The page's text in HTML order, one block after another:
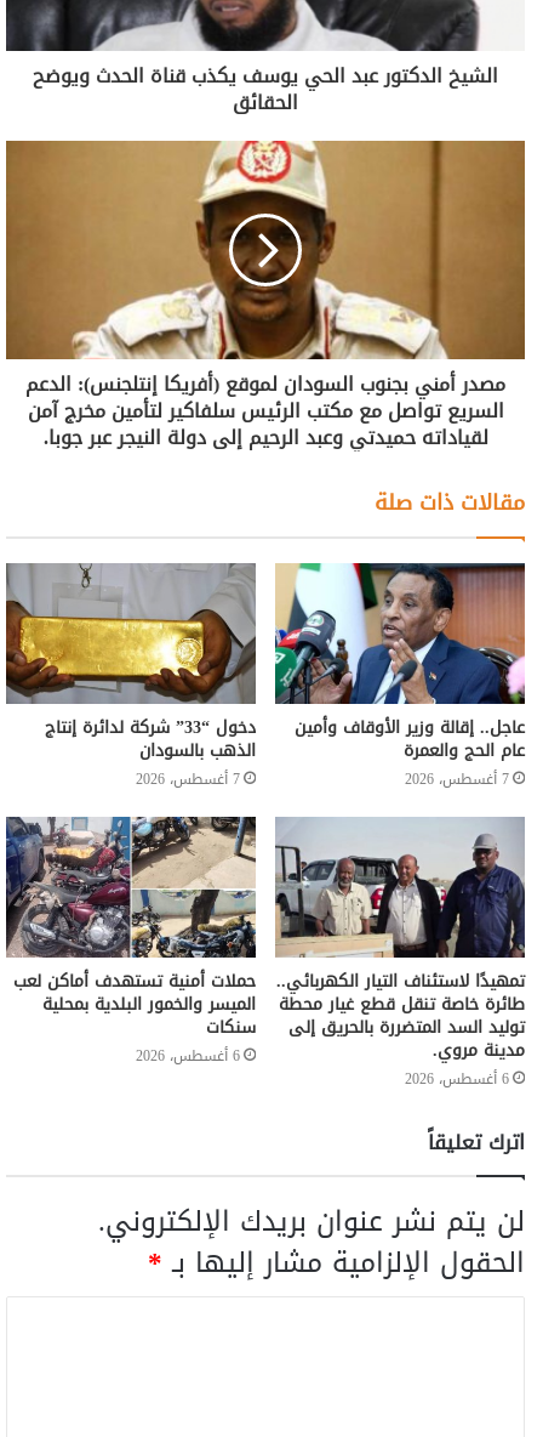
الشيخ الدكتور عبد الحي يوسف يكذب قناة الحدث ويوضح
الحقائق
مصدر أمني بجنوب السودان لموقع (أفريكا إنتلجنس): الدعم
السريع تواصل مع مكتب الرئيس سلفاكير لتأمين مخرج آمن
لقياداته حميدتي وعبد الرحيم إلى دولة النيجر عبر جوبا.
مقالات ذات صلة
عاجل.. إقالة وزير الأوقاف وأمين
عام الحج والعمرة
7 أغسطس، 2026
دخول “33” شركة لدائرة إنتاج
الذهب بالسودان
7 أغسطس، 2026
تمهيدًا لاستئناف التيار الكهربائي..
طائرة خاصة تنقل قطع غيار محطة
توليد السد المتضررة بالحريق إلى
مدينة مروي.
6 أغسطس، 2026
حملات أمنية تستهدف أماكن لعب
الميسر والخمور البلدية بمحلية
سنكات
6 أغسطس، 2026
اترك تعليقاً
لن يتم نشر عنوان بريدك الإلكتروني.
الحقول الإلزامية مشار إليها بـ*